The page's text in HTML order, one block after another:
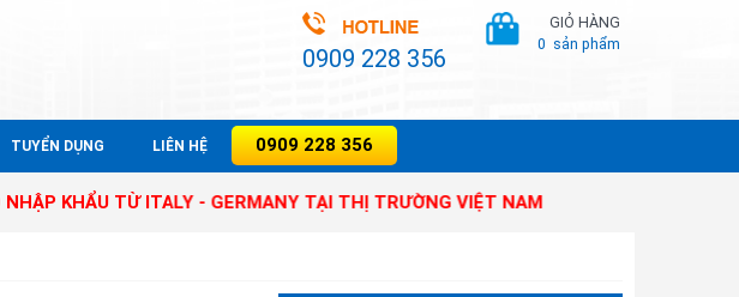
0909 228 356
GIỎ HÀNG
0 sản phẩm
TUYỂN DỤNG LIÊN HỆ 0909 228 356
TỪ ITALY - GERMANY TẠI THỊ TRƯỜNG VIỆT NAM